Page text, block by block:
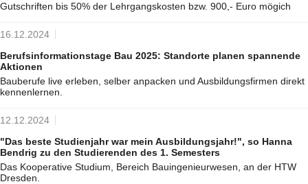
Gutschriften bis 50% der Lehrgangskosten bzw. 900,- Euro mögich
16.12.2024
Berufsinformationstage Bau 2025: Standorte planen spannende
Aktionen
Bauberufe live erleben, selber anpacken und Ausbildungsfirmen direkt
kennenlernen.
12.12.2024
"Das beste Studienjahr war mein Ausbildungsjahr!", so Hanna
Bendrig zu den Studierenden des 1. Semesters
Das Kooperative Studium, Bereich Bauingenieurwesen, an der HTW
Dresden.